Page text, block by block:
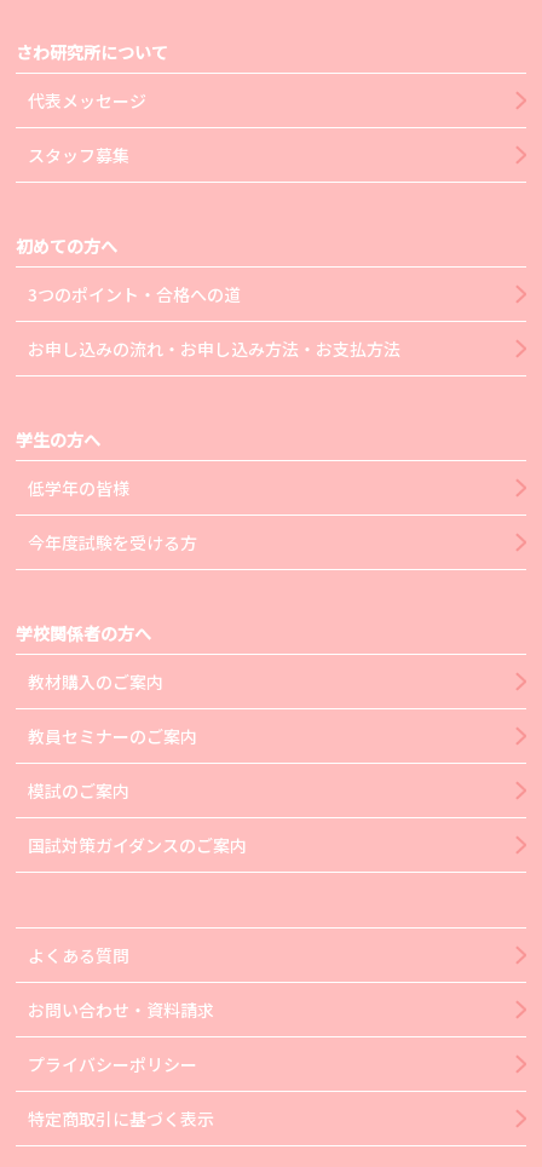
さわ研究所について
代表メッセージ
スタッフ募集
初めての方へ
3つのポイント・合格への道
お申し込みの流れ・お申し込み方法・お支払方法
学生の方へ
低学年の皆様
今年度試験を受ける方
学校関係者の方へ
教材購入のご案内
教員セミナーのご案内
模試のご案内
国試対策ガイダンスのご案内
よくある質問
お問い合わせ・資料請求
プライバシーポリシー
特定商取引に基づく表示